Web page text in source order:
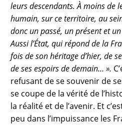
leurs descendants. À moins de
humain, sur ce territoire, au
donc un passé, un présent et
Aussi l’État, qui répond de la
fois de son héritage d’hier, de
de ses espoirs de demain… ».
refusant de se souvenir de
se coupe de la vérité de
la réalité et de l’avenir. Et
peu dans l’impuissance les